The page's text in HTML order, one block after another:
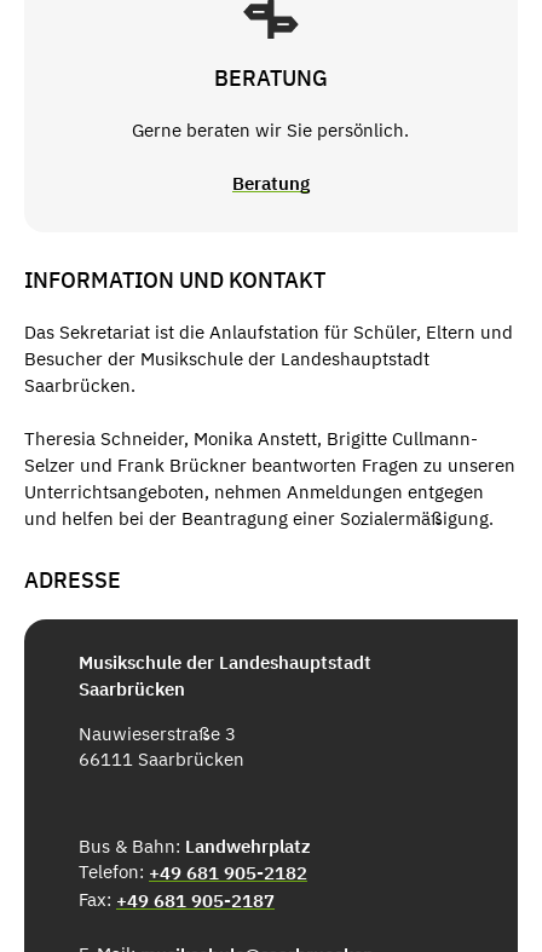
BERATUNG
Gerne beraten wir Sie persönlich.
Beratung
INFORMATION UND KONTAKT
Das Sekretariat ist die Anlaufstation für Schüler, Eltern und
Besucher der Musikschule der Landeshauptstadt
Saarbrücken.
Theresia Schneider, Monika Anstett, Brigitte Cullmann-
Selzer und Frank Brückner beantworten Fragen zu unseren
Unterrichtsangeboten, nehmen Anmeldungen entgegen
und helfen bei der Beantragung einer Sozialermäßigung.
ADRESSE
Musikschule der Landeshauptstadt
Saarbrücken
Nauwieserstraße 3
66111 Saarbrücken
Bus & Bahn: Landwehrplatz
Telefon: +49 681 905-2182
Fax: +49 681 905-2187